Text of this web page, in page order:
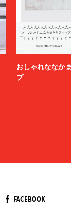
おしゃれななか
プ
FACEBOOK